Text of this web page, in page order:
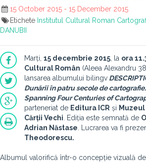
15 October 2015 - 15 December 2015
Etichete Institutul Cultural Roman
DANUBII
Marți, 15 decembrie 2015 , la ora
Cultural Român (Aleea Alexandru
lansarea albumului bilingv
Dunării în patru secole de
Spanning Four Centuries of
parteneriat de Editura ICR și
Cărții Vechi . Ediția este semnată de
Adrian Năstase . Lucrarea va fi
Theodorescu.
Albumul valorifică într-o concepție vizuală